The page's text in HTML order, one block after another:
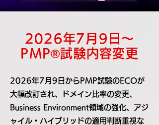
2026年7月9日～
PMP®試験内容変更
2026年7月9日からPMP試験のECOが
大幅改訂され、ドメイン比率の変更、
Business Environment領域の強化、アジ
ャイル・ハイブリッドの適用判断重視な